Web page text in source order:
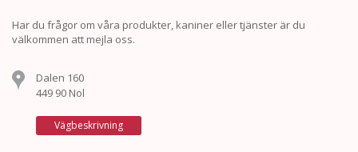
Har du frågor om våra produkter, kaniner eller tjänster är du
välkommen att mejla oss.
Dalen 160
449 90 Nol
Vägbeskrivning